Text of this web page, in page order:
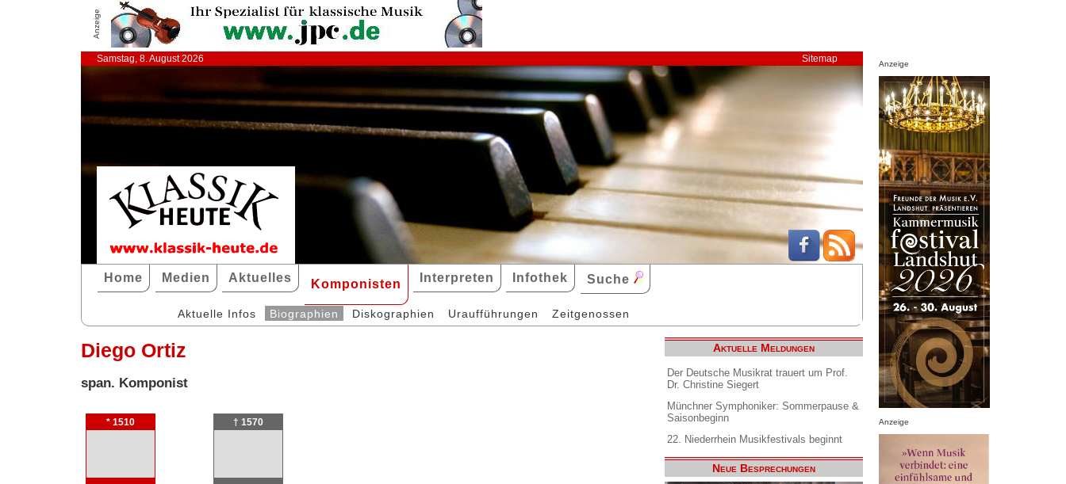
Anzeige
Samstag, 8. August 2026 Sitemap
Home Medien Aktuelles Komponisten Interpreten Infothek Suche
Aktuelle Infos Biographien Diskographien Uraufführungen Zeitgenossen
Diego Ortiz
span. Komponist
* 1510 † 1570
Aktuelle Meldungen
Der Deutsche Musikrat trauert um Prof.
Dr. Christine Siegert
Münchner Symphoniker: Sommerpause &
Saisonbeginn
22. Niederrhein Musikfestivals beginnt
Neue Besprechungen
Anzeige
Anzeige